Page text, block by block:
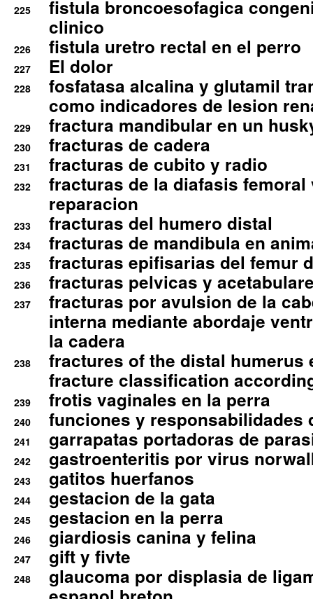
225
fistula broncoesofagica
clinico
226 fistula uretro rectal en el perro
227 El dolor
228
fosfatasa alcalina y glutamil
como indicadores de lesion
229 fractura mandibular en un
230 fracturas de cadera
231 fracturas de cubito y radio
232
fracturas de la diafasis
reparacion
233 fracturas del humero distal
234 fracturas de mandibula en
235 fracturas epifisarias del femur
236 fracturas pelvicas y
237
fracturas por avulsion de la
interna mediante abordaje
la cadera
238
fractures of the distal humerus
fracture classification
239 frotis vaginales en la perra
240 funciones y responsabilidades
241 garrapatas portadoras de
242 gastroenteritis por virus
243 gatitos huerfanos
244 gestacion de la gata
245 gestacion en la perra
246 giardiosis canina y felina
247 gift y fivte
248
glaucoma por displasia de